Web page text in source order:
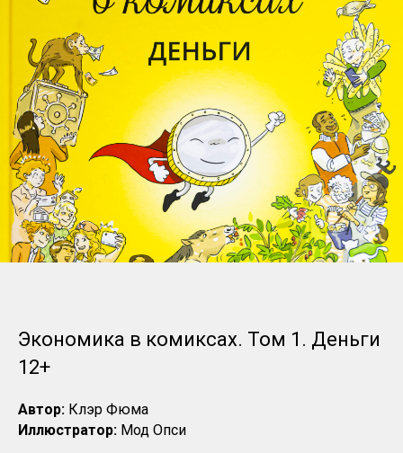
Экономика в комиксах. Том 1. Деньги
12+
Автор: Клэр Фюма
Иллюстратор: Мод Опси